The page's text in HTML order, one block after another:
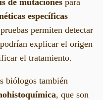
específicas
permiten detectar
explicar el origen
el tratamiento.
biólogos también
, que son